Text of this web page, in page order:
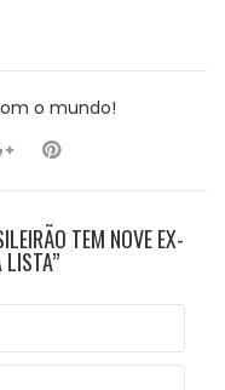
o mundo!
TEM NOVE EX-
LISTA”